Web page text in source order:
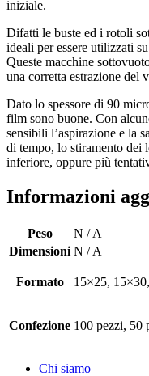
iniziale.
Difatti le buste ed i rotoli
ideali per essere utilizzati
Queste macchine
una corretta estrazione del
Dato lo spessore di 90
film sono buone. Con
sensibili l’aspirazione e la
di tempo, lo stiramento dei
inferiore, oppure più
Informazioni
Peso
N / A
Dimensioni N / A
Formato 15×25,
Confezione 100 pezzi, 50
Chi siamo